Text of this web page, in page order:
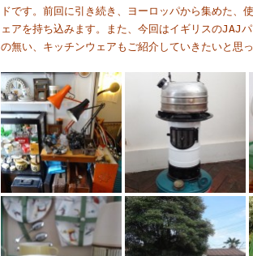
ドです。前回に引き続き、ヨーロッパから集めた、
ェアを持ち込みます。また、今回はイギリスのJAJ
の無い、キッチンウェアもご紹介していきたいと思